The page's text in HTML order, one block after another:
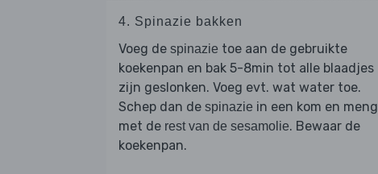
4. Spinazie bakken
Voeg de spinazie toe aan de gebruikte
koekenpan en bak 5-8min tot alle blaadjes
zijn geslonken. Voeg evt. wat water toe.
Schep dan de spinazie in een kom en meng
met de rest van de sesamolie. Bewaar de
koekenpan.